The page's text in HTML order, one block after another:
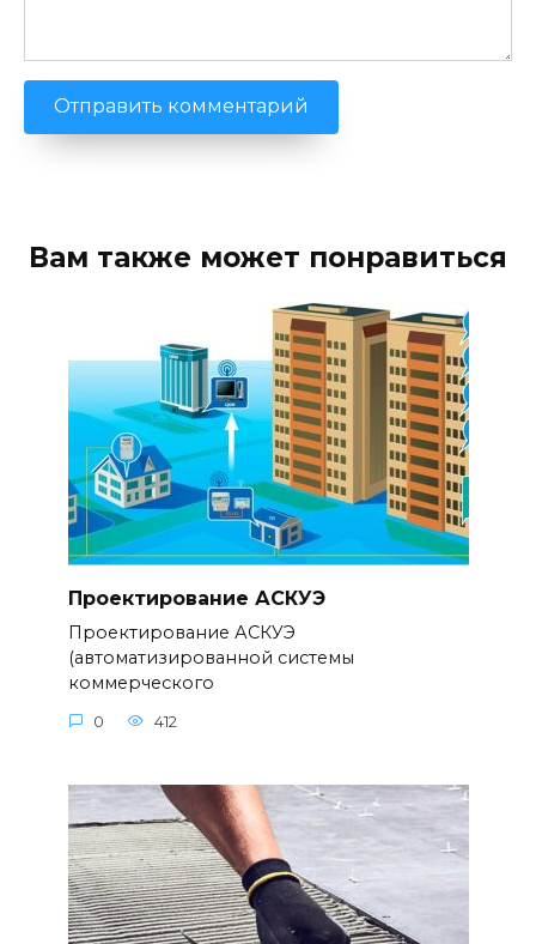
Вам также может понравиться
Проектирование АСКУЭ
Проектирование АСКУЭ
(автоматизированной системы
коммерческого
0 412